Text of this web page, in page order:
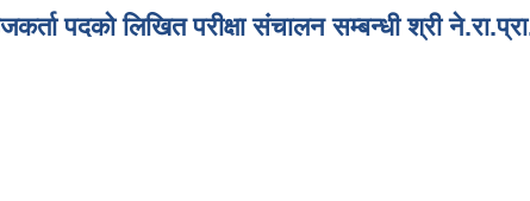
पदको लिखित परीक्षा संचालन सम्बन्धी श्री